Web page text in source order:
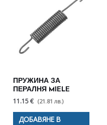
ПРУЖИНА ЗА
ПЕРАЛНЯ MIELE
11.15 € (21.81 лв.)
ДОБАВЯНЕ В